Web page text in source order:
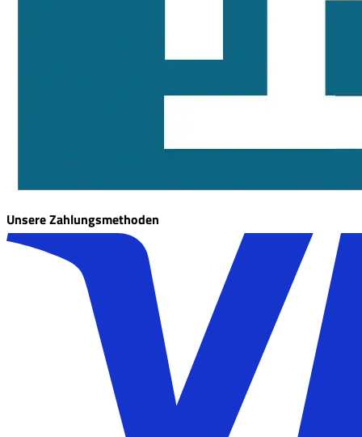
Unsere Zahlungsmethoden